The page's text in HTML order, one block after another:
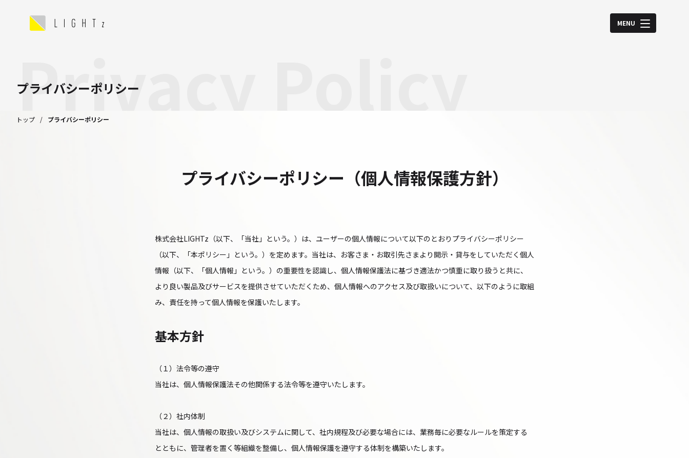
MENU
プライバシーポリシー
Privacy Policy
トップ プライバシーポリシー
プライバシーポリシー （個人情報保護方針）
株式会社LIGHTz（以下、「当社」という。）は、ユーザーの個人情報について以下のとおりプライバシーポリシー
（以下、「本ポリシー」という。）を定めます。当社は、お客さま・お取引先さまより開示・貸与をしていただく個人
情報（以下、「個人情報」という。）の重要性を認識し、個人情報保護法に基づき適法かつ慎重に取り扱うと共に、
より良い製品及びサービスを提供させていただくため、個人情報へのアクセス及び取扱いについて、以下のように取組
み、責任を持って個人情報を保護いたします。
基本方針
（１）法令等の遵守
当社は、個人情報保護法その他関係する法令等を遵守いたします。
（２）社内体制
当社は、個人情報の取扱い及びシステムに関して、社内規程及び必要な場合には、業務毎に必要なルールを策定する
とともに、管理者を置く等組織を整備し、個人情報保護を遵守する体制を構築いたします。